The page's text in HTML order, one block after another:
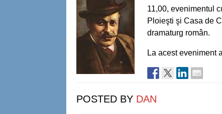
11,00, evenimentul
Ploieşti şi Casa de
dramaturg român.
La acest eveniment
POSTED BY DAN